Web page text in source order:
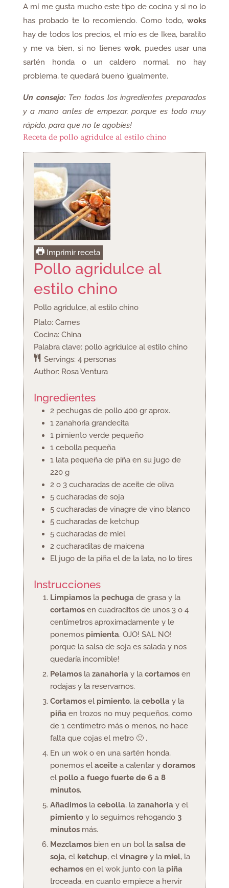
A mí me gusta mucho este tipo de cocina y si no lo
has probado te lo recomiendo. Como todo,woks
hay de todos los precios, el mío es de Ikea, baratito
y me va bien, si no tienes wok, puedes usar una
sartén honda o un caldero normal, no hay
problema, te quedará bueno igualmente.
Un consejo:Ten todos los ingredientes preparados
y a mano antes de empezar, porque es todo muy
rápido, para que no te agobies!
Receta de pollo agridulce al estilo chino
Imprimir receta
Pollo agridulce al
estilo chino
Pollo agridulce, al estilo chino
Plato: Carnes
Cocina: China
Palabra clave: pollo agridulce al estilo chino
Servings: 4 personas
Author: Rosa Ventura
Ingredientes
2 pechugas de pollo 400 gr aprox.
1 zanahoria grandecita
1 pimiento verde pequeño
1 cebolla pequeña
1 lata pequeña de piña en su jugo de
220 g
2 o 3 cucharadas de aceite de oliva
5 cucharadas de soja
5 cucharadas de vinagre de vino blanco
5 cucharadas de ketchup
5 cucharadas de miel
2 cucharaditas de maicena
El jugo de la piña el de la lata, no lo tires
Instrucciones
Limpiamos la pechuga de grasa y la
cortamos en cuadraditos de unos 3 o 4
centímetros aproximadamente y le
ponemos pimienta. OJO! SAL NO!
porque la salsa de soja es salada y nos
quedaría incomible!
Pelamos la zanahoria y la cortamos en
rodajas y la reservamos.
Cortamos el pimiento, la cebolla y la
piña en trozos no muy pequeños, como
de 1 centímetro más o menos, no hace
falta que cojas el metro 🙂 .
En un wok o en una sartén honda,
ponemos elaceite a calentar y doramos
el pollo a fuego fuerte de 6 a 8
minutos.
Añadimos la cebolla, la zanahoria y el
pimiento y lo seguimos rehogando 3
minutos más.
Mezclamos bien en un bol la salsa de
soja, el ketchup, elvinagre y la miel, la
echamos en el wok junto con la piña
troceada, en cuanto empiece a hervir